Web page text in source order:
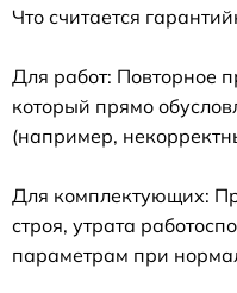
Что считается
Для работ: Повторное
который прямо
(например,
Для комплектующих:
строя, утрата
параметрам при